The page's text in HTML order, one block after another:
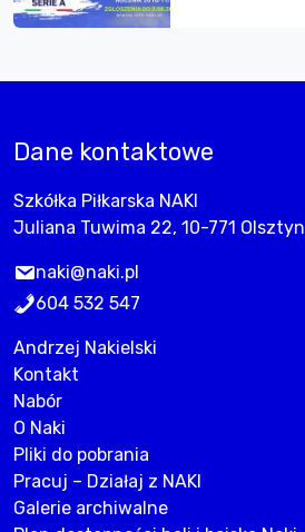
Dane kontaktowe
Szkółka Piłkarska NAKI
Juliana Tuwima 22, 10-771 Olsztyn
naki@naki.pl
604 532 547
Andrzej Nakielski
Kontakt
Nabór
O Naki
Pliki do pobrania
Pracuj – Działaj z NAKI
Galerie archiwalne